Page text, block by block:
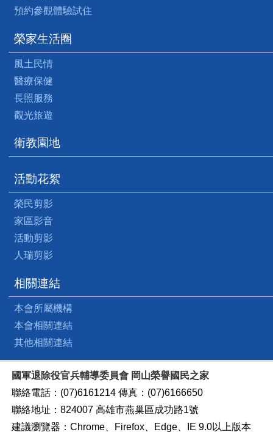
預約參觀體驗試住
榮家生活圈
風土民情
醫療保健
長照服務
觀光旅遊
衛教園地
活動花絮
榮民剪影
家區影音
活動剪影
人瑞剪影
相關連結
本會所屬機構
本會相關連結
其他相關連結
國軍退除役官兵輔導委員會 岡山榮譽國民之家
聯絡電話：(07)6161214 傳真：(07)6166650
聯絡地址：824007 高雄市燕巢區成功路1號
建議瀏覽器：Chrome、Firefox、Edge、IE 9.0以上版本